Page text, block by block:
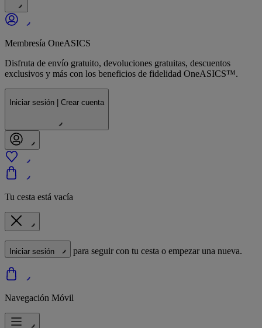
Membresía OneASICS
Disfruta de envío gratuito, devoluciones gratuitas, descuentos
exclusivos y más con los beneficios de fidelidad OneASICS™.
Iniciar sesión | Crear cuenta
Tu cesta está vacía
Iniciar sesión para seguir con tu cesta o empezar una nueva.
Navegación Móvil